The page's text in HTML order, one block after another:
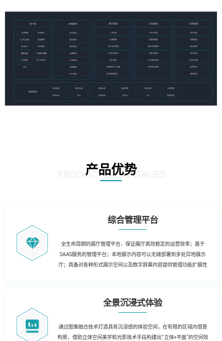
产品优势
PRODUCT ADVANTAGES
综合管理平台
全生命周期的展厅管理平台，保证展厅高效稳定的运营效率；基于
SAAS服务的管理平台；本地展示内容可以无缝部署到多处异地展示
厅；具备对各种形式展示空间以及数字屏幕内容提供管理功能扩展性
全景沉浸式体验
通过图像融合技术打造具有沉浸感的体验空间，在有限的区域内借景
构景，借助立体空间美学和光影技术手段构建出“立体+平面”的空间效